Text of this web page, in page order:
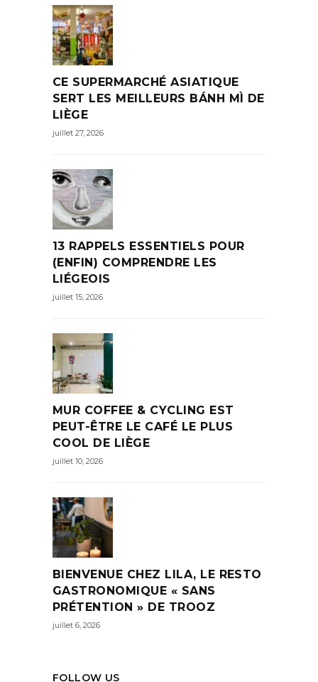
CE SUPERMARCHÉ ASIATIQUE
SERT LES MEILLEURS BÁNH MÌ DE
LIÈGE
juillet 27, 2026
13 RAPPELS ESSENTIELS POUR
(ENFIN) COMPRENDRE LES
LIÉGEOIS
juillet 15, 2026
MUR COFFEE & CYCLING EST
PEUT-ÊTRE LE CAFÉ LE PLUS
COOL DE LIÈGE
juillet 10, 2026
BIENVENUE CHEZ LILA, LE RESTO
GASTRONOMIQUE « SANS
PRÉTENTION » DE TROOZ
juillet 6, 2026
FOLLOW US